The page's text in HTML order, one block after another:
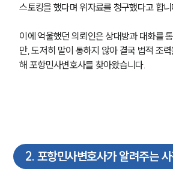
스토킹을 했다며 위자료를 청구했다고 합니
이에 억울했던 의뢰인은 상대방과 대화를
만, 도저히 말이 통하지 않아 결국 법적 조
해 포항민사변호사를 찾아왔습니다.
2. 포항민사변호사가 알려주는